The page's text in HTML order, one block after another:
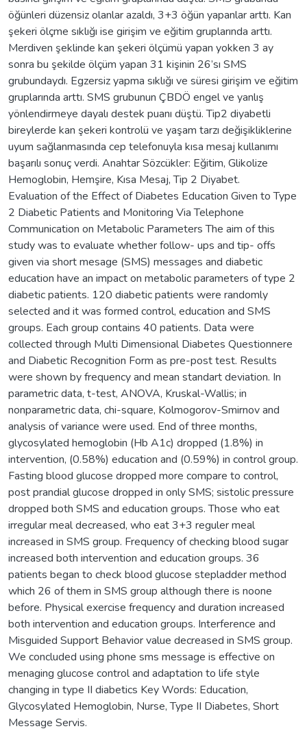
öğünleri düzensiz olanlar azaldı, 3+3 öğün yapanlar arttı. Kan
şekeri ölçme sıklığı ise girişim ve eğitim gruplarında arttı.
Merdiven şeklinde kan şekeri ölçümü yapan yokken 3 ay
sonra bu şekilde ölçüm yapan 31 kişinin 26’sı SMS
grubundaydı. Egzersiz yapma sıklığı ve süresi girişim ve eğitim
gruplarında arttı. SMS grubunun ÇBDÖ engel ve yanlış
yönlendirmeye dayalı destek puanı düştü. Tip2 diyabetli
bireylerde kan şekeri kontrolü ve yaşam tarzı değişikliklerine
uyum sağlanmasında cep telefonuyla kısa mesaj kullanımı
başarılı sonuç verdi. Anahtar Sözcükler: Eğitim, Glikolize
Hemoglobin, Hemşire, Kısa Mesaj, Tip 2 Diyabet.
Evaluation of the Effect of Diabetes Education Given to Type
2 Diabetic Patients and Monitoring Via Telephone
Communication on Metabolic Parameters The aim of this
study was to evaluate whether follow- ups and tip- offs
given via short mesage (SMS) messages and diabetic
education have an impact on metabolic parameters of type 2
diabetic patients. 120 diabetic patients were randomly
selected and it was formed control, education and SMS
groups. Each group contains 40 patients. Data were
collected through Multi Dimensional Diabetes Questionnere
and Diabetic Recognition Form as pre-post test. Results
were shown by frequency and mean standart deviation. In
parametric data, t-test, ANOVA, Kruskal-Wallis; in
nonparametric data, chi-square, Kolmogorov-Smirnov and
analysis of variance were used. End of three months,
glycosylated hemoglobin (Hb A1c) dropped (1.8%) in
intervention, (0.58%) education and (0.59%) in control group.
Fasting blood glucose dropped more compare to control,
post prandial glucose dropped in only SMS; sistolic pressure
dropped both SMS and education groups. Those who eat
irregular meal decreased, who eat 3+3 reguler meal
increased in SMS group. Frequency of checking blood sugar
increased both intervention and education groups. 36
patients began to check blood glucose stepladder method
which 26 of them in SMS group although there is noone
before. Physical exercise frequency and duration increased
both intervention and education groups. Interference and
Misguided Support Behavior value decreased in SMS group.
We concluded using phone sms message is effective on
menaging glucose control and adaptation to life style
changing in type II diabetics Key Words: Education,
Glycosylated Hemoglobin, Nurse, Type II Diabetes, Short
Message Servis.